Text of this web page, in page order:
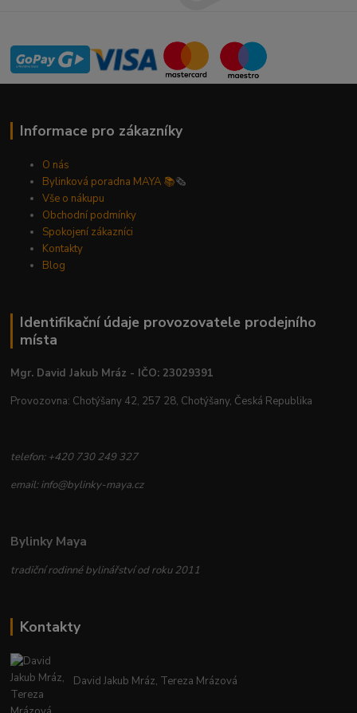
Informace pro zákazníky
O nás
Bylinková poradna MAYA 📚🗞️
Vše o nákupu
Obchodní podmínky
Spokojení zákazníci
Kontakty
Blog
Identifikační údaje provozovatele prodejního
místa
Mgr. David Jakub Mráz - IČO: 23029391
Provozovna: Chotýšany 42, 257 28, Chotýšany, Česká Republika
telefon: +420 730 249 327
email: info@bylinky-maya.cz
Bylinky Maya
tradiční rodinné bylinářství od roku 2011
Kontakty
David Jakub Mráz, Tereza Mrázová